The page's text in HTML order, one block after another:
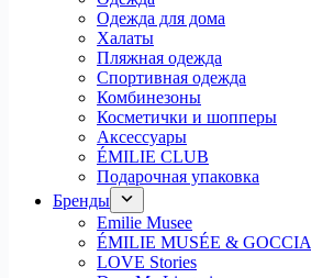
Одежда для дома
Халаты
Пляжная одежда
Спортивная одежда
Комбинезоны
Косметички и шопперы
Аксессуары
ÉMILIE CLUB
Подарочная упаковка
Бренды
Emilie Musee
ÉMILIE MUSÉE & GOCCIA
LOVE Stories